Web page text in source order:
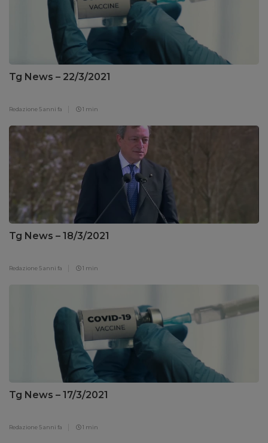
Tg News – 22/3/2021
Redazione 5 anni fa 1 min
Tg News – 18/3/2021
Redazione 5 anni fa 1 min
Tg News – 17/3/2021
Redazione 5 anni fa 1 min